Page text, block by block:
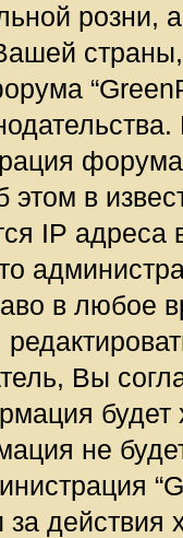
розни,
страны,
этом в
IP
в любое
Вы
будет
не
за